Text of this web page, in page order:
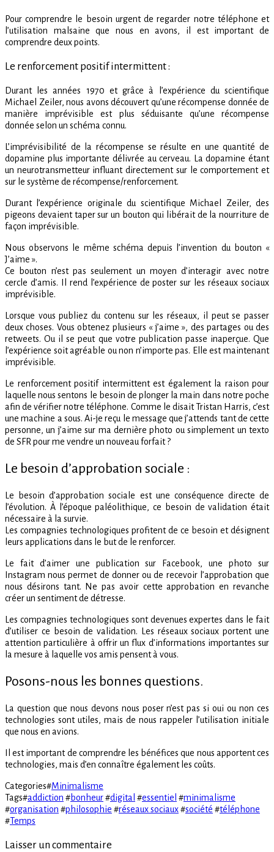
Pour comprendre le besoin urgent de regarder notre téléphone et
l’utilisation malsaine que nous en avons, il est important de
comprendre deux points.
Le renforcement positif intermittent :
Durant les années 1970 et grâce à l’expérience du scientifique
Michael Zeiler, nous avons découvert qu’une récompense donnée de
manière imprévisible est plus séduisante qu’une récompense
donnée selon un schéma connu.
L’imprévisibilité de la récompense se résulte en une quantité de
dopamine plus importante délivrée au cerveau. La dopamine étant
un neurotransmetteur influant directement sur le comportement et
sur le système de récompense/renforcement.
Durant l’expérience originale du scientifique Michael Zeiler, des
pigeons devaient taper sur un bouton qui libérait de la nourriture de
façon imprévisible.
Nous observons le même schéma depuis l’invention du bouton «
J’aime ».
Ce bouton n’est pas seulement un moyen d’interagir avec notre
cercle d’amis. Il rend l’expérience de poster sur les réseaux sociaux
imprévisible.
Lorsque vous publiez du contenu sur les réseaux, il peut se passer
deux choses. Vous obtenez plusieurs « j’aime », des partages ou des
retweets. Ou il se peut que votre publication passe inaperçue. Que
l’expérience soit agréable ou non n’importe pas. Elle est maintenant
imprévisible.
Le renforcement positif intermittent est également la raison pour
laquelle nous sentons le besoin de plonger la main dans notre poche
afin de vérifier notre téléphone. Comme le disait Tristan Harris, c’est
une machine a sous. Ai-je reçu le message que j’attends tant de cette
personne, un j’aime sur ma dernière photo ou simplement un texto
de SFR pour me vendre un nouveau forfait ?
Le besoin d’approbation sociale :
Le besoin d’approbation sociale est une conséquence directe de
l’évolution. À l’époque paléolithique, ce besoin de validation était
nécessaire à la survie.
Les compagnies technologiques profitent de ce besoin et désignent
leurs applications dans le but de le renforcer.
Le fait d’aimer une publication sur Facebook, une photo sur
Instagram nous permet de donner ou de recevoir l’approbation que
nous désirons tant. Ne pas avoir cette approbation en revanche
créer un sentiment de détresse.
Les compagnies technologiques sont devenues expertes dans le fait
d’utiliser ce besoin de validation. Les réseaux sociaux portent une
attention particulière à offrir un flux d’informations importantes sur
la mesure à laquelle vos amis pensent à vous.
Posons-nous les bonnes questions.
La question que nous devons nous poser n’est pas si oui ou non ces
technologies sont utiles, mais de nous rappeler l’utilisation initiale
que nous en avions.
Il est important de comprendre les bénéfices que nous apportent ces
technologies, mais d’en connaître également les coûts.
Categories#Minimalisme
Tags#addiction #bonheur#digital #essentiel #minimalisme
#organisation #philosophie #réseaux sociaux#société #téléphone
#Temps
Laisser un commentaire